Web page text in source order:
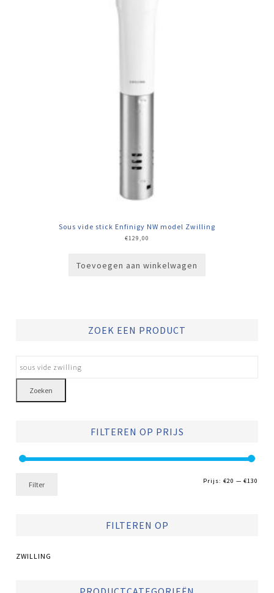
Sous vide stick Enfinigy NW model Zwilling
€129,00
Toevoegen aan winkelwagen
ZOEK EEN PRODUCT
Zoeken
FILTEREN OP PRIJS
Filter Prijs: €20 — €130
FILTEREN OP
ZWILLING